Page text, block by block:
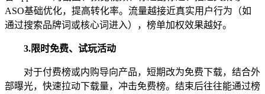
ASO基础优化，提高转化率。流量越接近真实用户行为（如
通过搜索品牌词或核心词进入），榜单加权效果越好。
3.限时免费、试玩活动
对于付费榜或内购导向产品，短期改为免费下载，结合外
部曝光，快速拉动下载量，冲击免费榜。结束后往往能通过榜